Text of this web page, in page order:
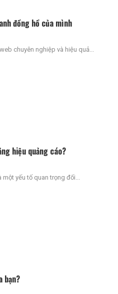
đồng hồ của mình
chuyên nghiệp và hiệu quả...
hiệu quảng cáo?
yếu tố quan trọng đối...
bạn?